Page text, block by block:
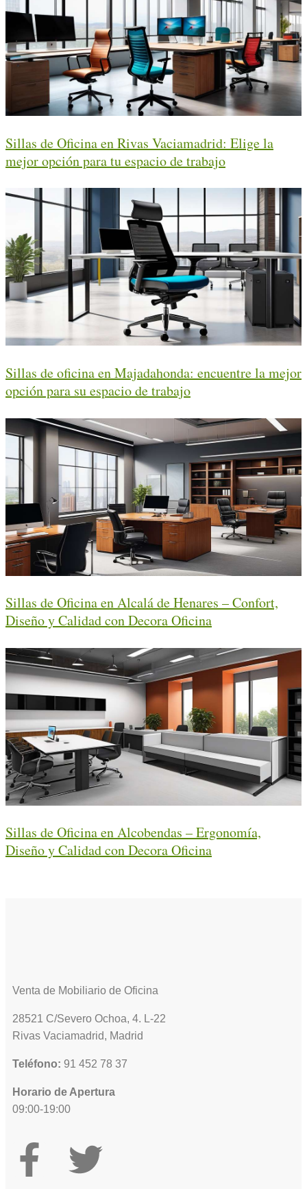
Sillas de Oficina en Rivas Vaciamadrid: Elige la
mejor opción para tu espacio de trabajo
Sillas de oficina en Majadahonda: encuentre la mejor
opción para su espacio de trabajo
Sillas de Oficina en Alcalá de Henares – Confort,
Diseño y Calidad con Decora Oficina
Sillas de Oficina en Alcobendas – Ergonomía,
Diseño y Calidad con Decora Oficina
Venta de Mobiliario de Oficina
28521 C/Severo Ochoa, 4. L-22
Rivas Vaciamadrid, Madrid
Teléfono: 91 452 78 37
Horario de Apertura
09:00-19:00